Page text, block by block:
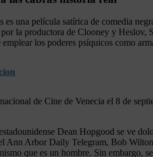
es una película satírica de comedia
la productora de Clooney y
los poderes psíquicos como
de Cine de Venecia el 8 de
Dean Hopgood se ve
Ann Arbor Daily Telegram, Bob
que es un hombre. Sin embargo,